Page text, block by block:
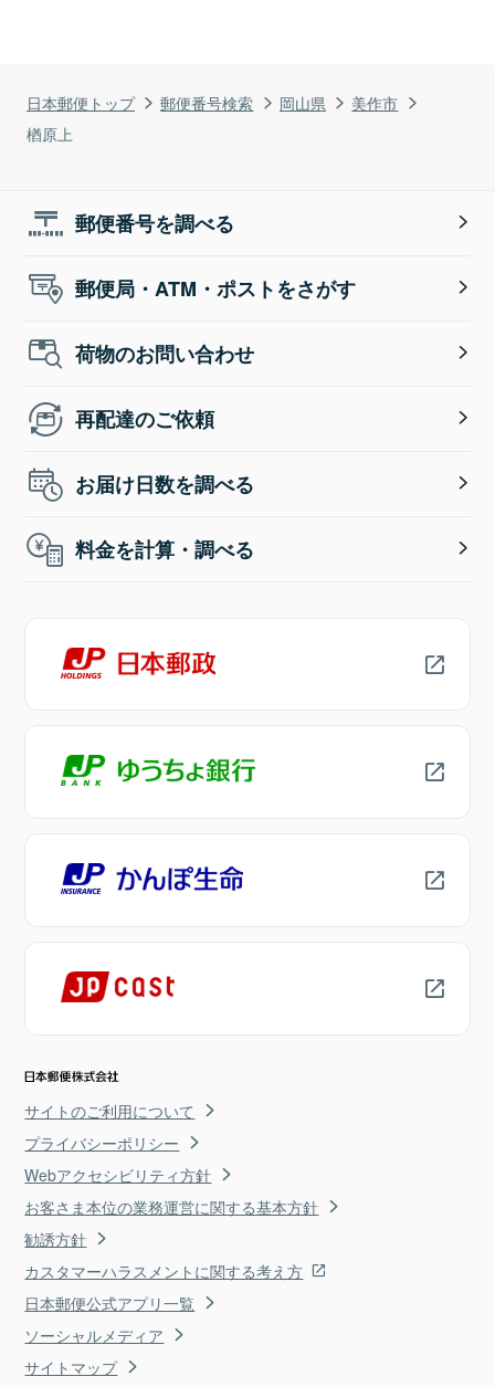
日本郵便トップ 郵便番号検索 岡山県
美作市
楢原上
郵便番号を調べる
郵便局・ATM・ポストをさがす
荷物のお問い合わせ
再配達のご依頼
お届け日数を調べる
料金を計算・調べる
サイトのご利用について
プライバシーポリシー
Webアクセシビリティ方針
お客さま本位の業務運営に関する基本方針
勧誘方針
カスタマーハラスメントに関する考え方
日本郵便公式アプリ一覧
ソーシャルメディア
サイトマップ